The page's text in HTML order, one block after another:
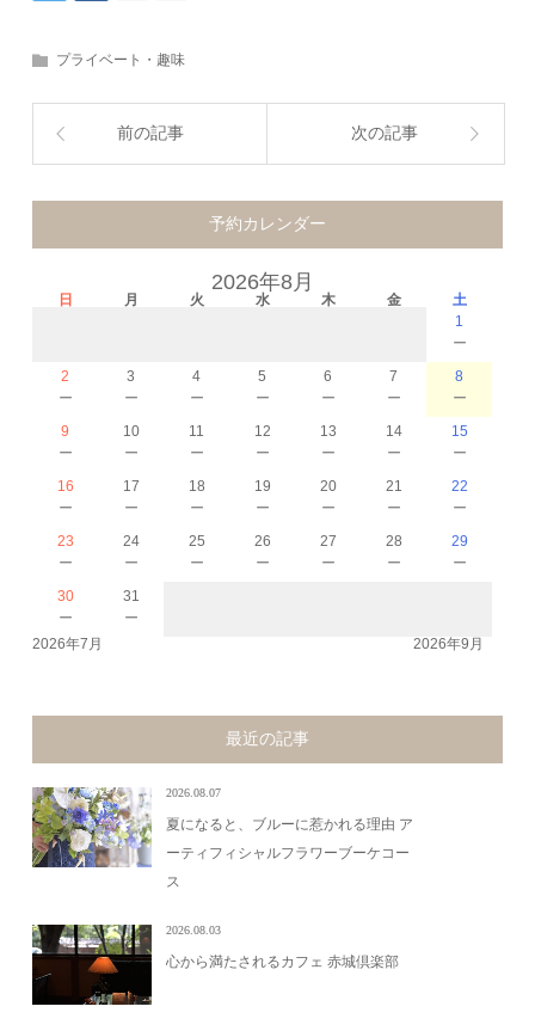
プライベート・趣味
前の記事 次の記事
予約カレンダー
2026年8月
日 月 火 水 木 金
土
1
－
2
－
3
－
4
－
5
－
6
－
7
－
8
－
9
－
10
－
11
－
12
－
13
－
14
－
15
－
16
－
17
－
18
－
19
－
20
－
21
－
22
－
23
－
24
－
25
－
26
－
27
－
28
－
29
－
30
－
31
－
2026年7月 2026年9月
最近の記事
2026.08.07
夏になると、ブルーに惹かれる理由 ア
ーティフィシャルフラワーブーケコー
ス
2026.08.03
心から満たされるカフェ 赤城倶楽部